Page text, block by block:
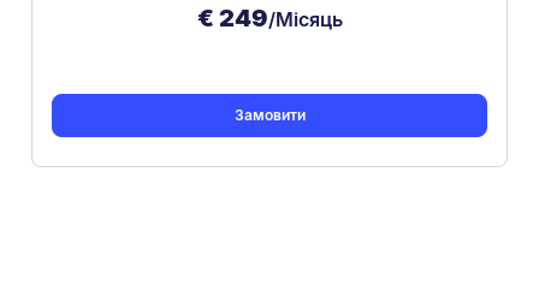
€ 249/Місяць
Замовити